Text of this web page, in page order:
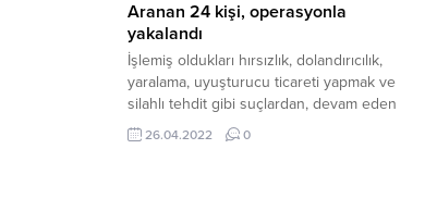
Aranan 24 kişi, operasyonla
yakalandı
İşlemiş oldukları hırsızlık, dolandırıcılık,
yaralama, uyuşturucu ticareti yapmak ve
silahlı tehdit gibi suçlardan, devam eden
tutuksuz yargılamaları sonucu 1 ile 8 yıl
hapis cezası alan 24 kişi, Kocaeli İl
26.04.2022 0